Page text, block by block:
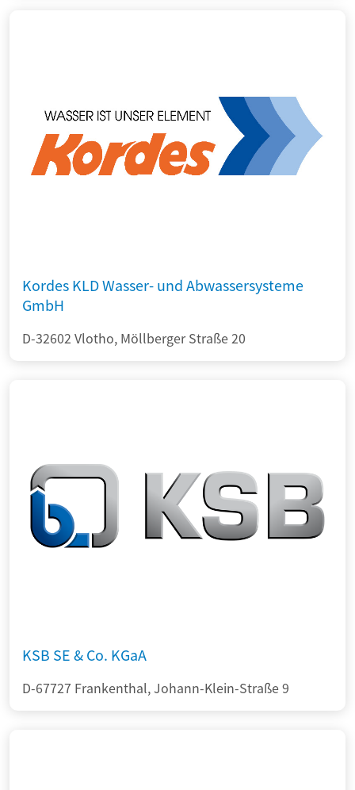
Kordes KLD Wasser- und Abwassersysteme
GmbH
D-32602 Vlotho, Möllberger Straße 20
KSB SE & Co. KGaA
D-67727 Frankenthal, Johann-Klein-Straße 9